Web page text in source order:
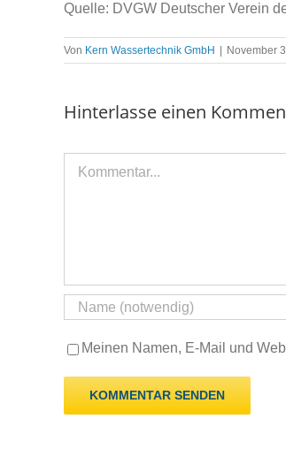
Quelle: DVGW Deutscher Verein
Von Kern Wassertechnik GmbH November
Hinterlasse einen
Kommentar
Meinen Namen, E-Mail und